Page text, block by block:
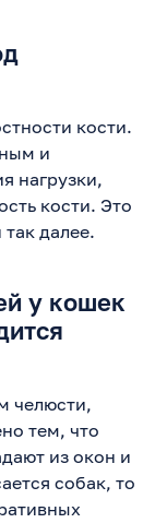
кости.
и
нагрузки,
кости. Это
далее.
у кошек
челюсти,
тем, что
из окон и
собак, то